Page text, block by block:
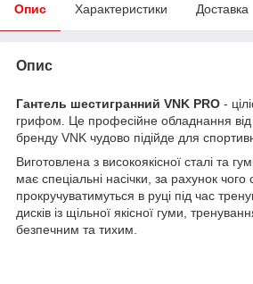
Опис Характеристики Доставка
Опис
Гантель шестигранний VNK PRO -
грифом. Це професійне обладнання від
бренду VNK чудово підійде для
Виготовлена ​​з високоякісної сталі та
має спеціальні насічки, за рахунок
прокручуватимуться в руці під час
дисків із щільної якісної гуми,
безпечним та тихим.